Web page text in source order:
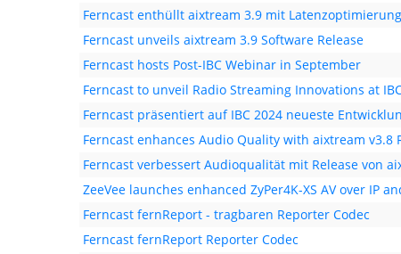
Ferncast enthüllt aixtream 3.9 mit Latenzoptimierung
Ferncast unveils aixtream 3.9 Software Release
Ferncast hosts Post-IBC Webinar in September
Ferncast to unveil Radio Streaming Innovations at
Ferncast präsentiert auf IBC 2024 neueste
Ferncast enhances Audio Quality with aixtream v3.8
Ferncast verbessert Audioqualität mit Release von
ZeeVee launches enhanced ZyPer4K-XS AV over IP
Ferncast fernReport - tragbaren Reporter Codec
Ferncast fernReport Reporter Codec